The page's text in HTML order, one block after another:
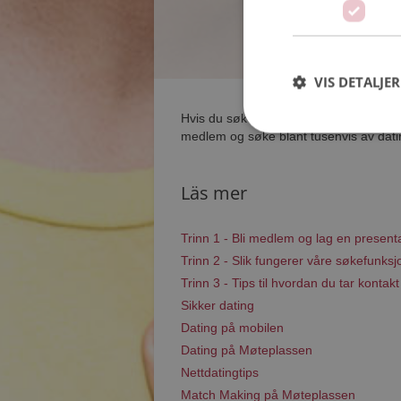
Hvis du søker dating i Fjaler har du
medlem og søke blant tusenvis av
Läs mer
Trinn 1 - Bli medlem og lag en
Trinn 2 - Slik fungerer våre
Trinn 3 - Tips til hvordan du tar kontakt
Sikker dating
Dating på mobilen
Dating på Møteplassen
Nettdatingtips
Match Making på Møteplassen
VIS DETALJER